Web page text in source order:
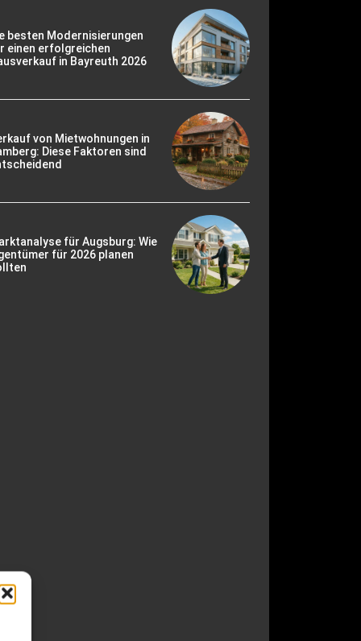
besten Modernisierungen
einen erfolgreichen
in Bayreuth 2026
von Mietwohnungen in
Diese Faktoren sind
für Augsburg: Wie
für 2026 planen